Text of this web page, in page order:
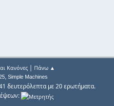
Κανόνες| Πάνω ▲
, Simple Machines
δευτερόλεπτα με 20 ερωτήματα.